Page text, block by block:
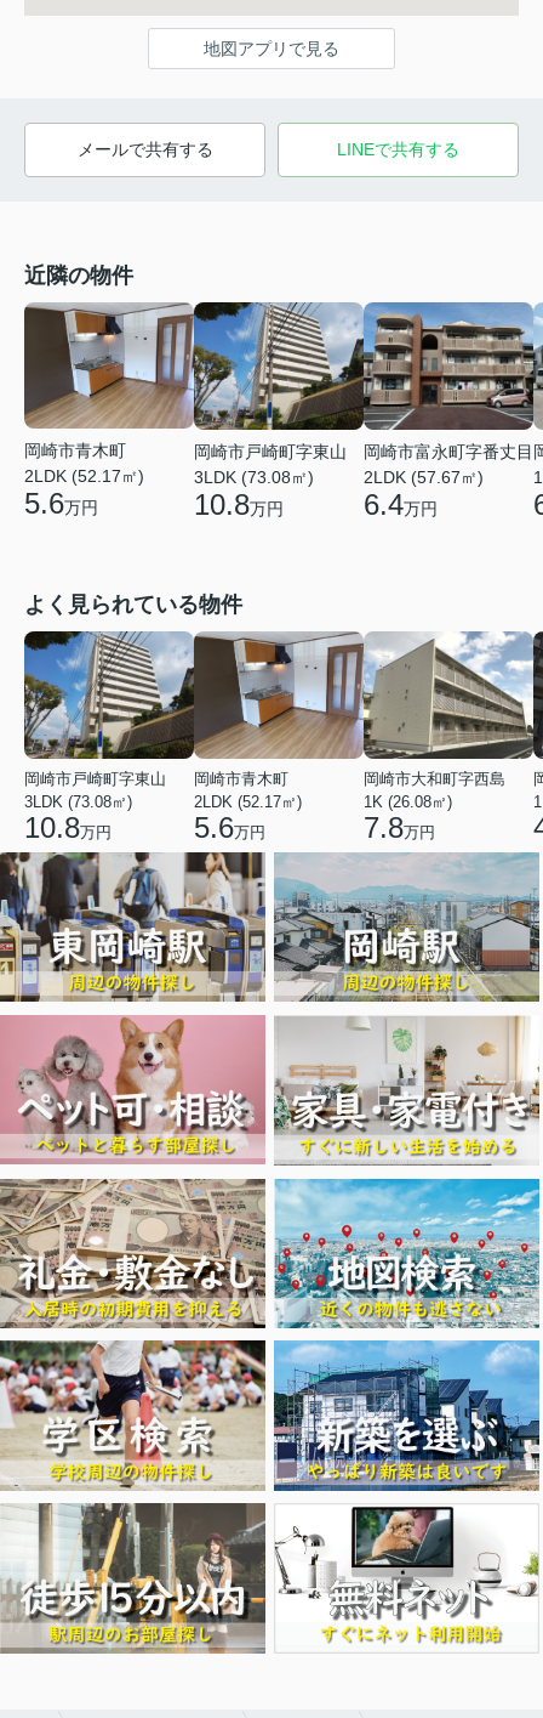
地図アプリで見る
メールで共有する LINEで共有する
近隣の物件
岡崎市青木町
2LDK (52.17㎡)
5.6万円
岡崎市戸崎町字東山
3LDK (73.08㎡)
10.8万円
岡崎市富永町字番丈目
2LDK (57.67㎡)
6.4万円
よく見られている物件
岡崎市戸崎町字東山
3LDK (73.08㎡)
10.8万円
岡崎市青木町
2LDK (52.17㎡)
5.6万円
岡崎市大和町字西島
1K (26.08㎡)
7.8万円